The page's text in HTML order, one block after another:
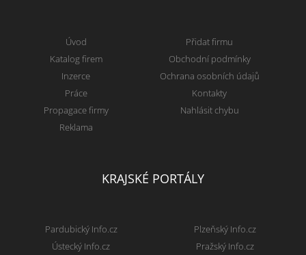
Úvod
Katalog firem
Inzerce
Práce
Propagace firmy
Reklama
Přidat firmu
Obchodní podmínky
Ochrana osobních údajů
Kontakty
Nahlásit chybu
KRAJSKÉ PORTÁLY
Pardubický Info.cz
Ústecký Info.cz
Plzeňský Info.cz
Pražský Info.cz